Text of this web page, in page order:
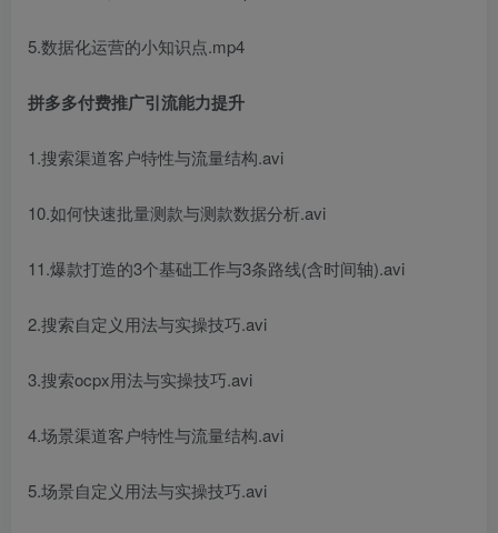
5.数据化运营的小知识点.mp4
拼多多付费推广引流能力提升
1.搜索渠道客户特性与流量结构.avi
10.如何快速批量测款与测款数据分析.avi
11.爆款打造的3个基础工作与3条路线(含时间轴).avi
2.搜索自定义用法与实操技巧.avi
3.搜索ocpx用法与实操技巧.avi
4.场景渠道客户特性与流量结构.avi
5.场景自定义用法与实操技巧.avi